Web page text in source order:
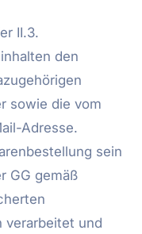
II.3.
den
sowie die vom
Adresse.
sein
GG gemäß
verarbeitet und